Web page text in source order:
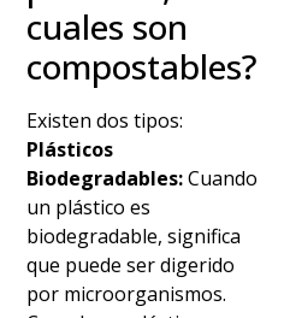
cuales son
compostables?
Existen dos tipos:
Plásticos
Biodegradables:Cuando
un plástico es
biodegradable, significa
que puede ser digerido
por microorganismos.